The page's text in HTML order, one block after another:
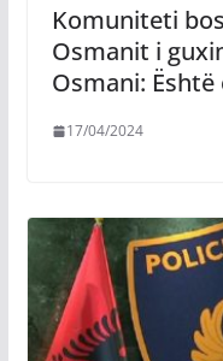
Komuniteti
Osmanit i
Osmani:
17/04/2024